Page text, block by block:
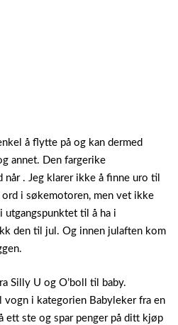
å flytte på og kan dermed
annet. Den fargerike
. Jeg klarer ikke å finne uro til
i søkemotoren, men vet ikke
utgangspunktet til å ha i
den til jul. Og innen julaften kom
Silly U og O’boll til baby.
vogn i kategorien Babyleker fra en
ett ste og spar penger på ditt kjøp